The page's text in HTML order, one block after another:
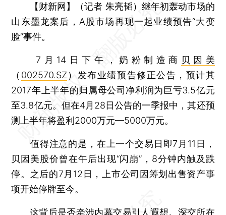
【财新网】（记者 朱亮韬） 继年初轰动市场的
山东墨龙案后，A股市场再现一起业绩预告“大变
脸”事件。
7月14日下午，奶粉制造商 贝因美
（ 002570.SZ ）发布业绩预告修正公告，预计其
2017年上半年的归属母公司净利润为巨亏3.5亿元
至3.8亿元。但在4月28日公告的一季报中，其还预
测上半年将盈利2000万元—5000万元。
值得注意的是，在上一个交易日即7月11日，
贝因美股价曾在午后出现“闪崩”，8分钟内触及跌
停。之后的7月12日，上市公司因筹划出售资产事
项开始停牌至今。
这背后是否牵涉内幕交易引人遐想。 深交所在